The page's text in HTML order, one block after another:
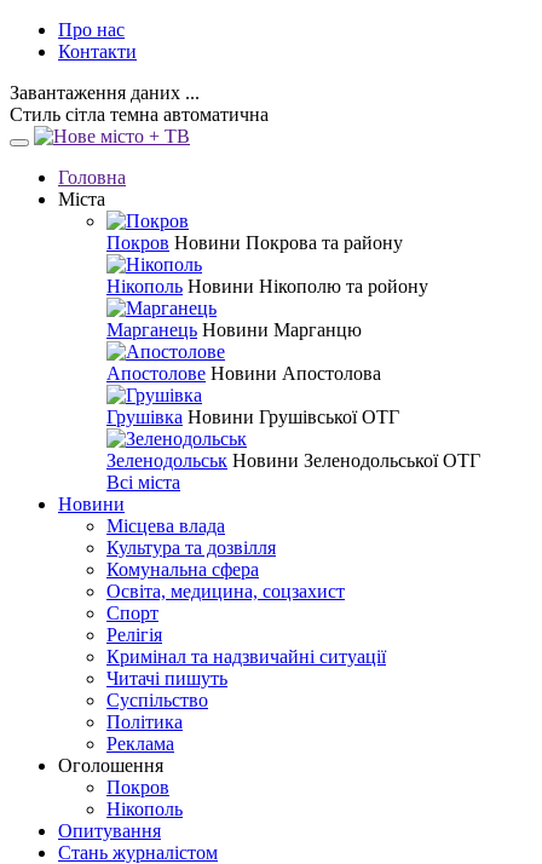
Про нас
Контакти
Завантаження даних ...
Стиль сітла темна автоматична
Головна
Міста
Покров Новини Покрова та району
Нікополь Новини Нікополю та ройону
Марганець Новини Марганцю
Апостолове Новини Апостолова
Грушівка Новини Грушівської ОТГ
Зеленодольськ Новини Зеленодольської ОТГ
Всі міста
Новини
Місцева влада
Культура та дозвілля
Комунальна сфера
Освіта, медицина, соцзахист
Спорт
Релігія
Кримінал та надзвичайні ситуації
Читачі пишуть
Суспільство
Політика
Реклама
Оголошення
Покров
Нікополь
Опитування
Стань журналістом